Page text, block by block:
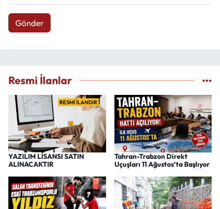
Gönder
Resmi İlanlar
RESMİ İLANDIR
YAZILIM LİSANSI SATIN
ALINACAKTIR
Tahran-Trabzon Direkt
Uçuşları 11 Ağustos’ta Başlıyor